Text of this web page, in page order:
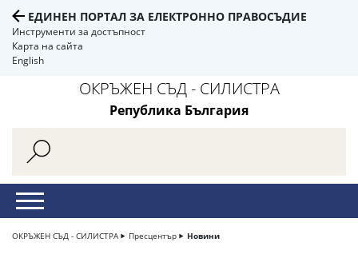
ЕДИНЕН ПОРТАЛ ЗА ЕЛЕКТРОННО ПРАВОСЪДИЕ
Инструменти за достъпност
Карта на сайта
English
ОКРЪЖЕН СЪД - СИЛИСТРА
Република България
ОКРЪЖЕН СЪД - СИЛИСТРА Пресцентър Новини